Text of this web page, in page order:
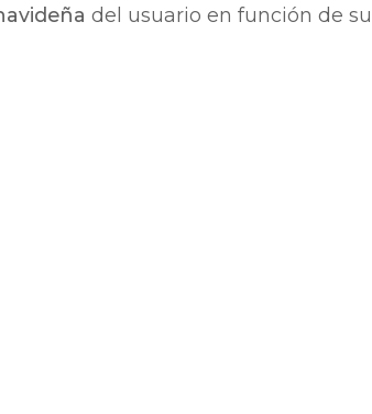
del usuario en función de